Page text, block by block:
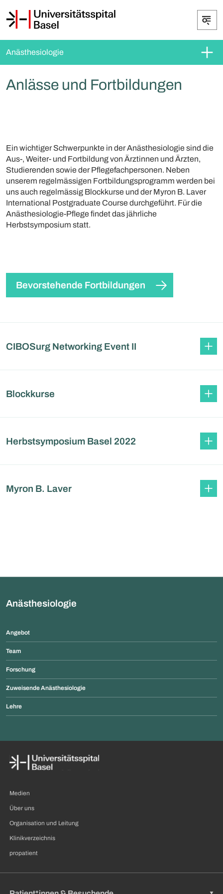
Anästhesiologie
Anlässe und Fortbildungen
Ein wichtiger Schwerpunkte in der Anästhesiologie sind die
Aus-, Weiter- und Fortbildung von Ärztinnen und Ärzten,
Studierenden sowie der Pflegefachpersonen. Neben
unserem regelmässigen Fortbildungsprogramm werden bei
uns auch regelmässig Blockkurse und der Myron B. Laver
International Postgraduate Course durchgeführt. Für die
Anästhesiologie-Pflege findet das jährliche
Herbstsymposium statt.
Bevorstehende Fortbildungen
CIBOSurg Networking Event II
Blockkurse
Herbstsymposium Basel 2022
Myron B. Laver
Anästhesiologie
Angebot
Team
Forschung
Zuweisende Anästhesiologie
Lehre
Medien
Über uns
Organisation und Leitung
Klinikverzeichnis
propatient